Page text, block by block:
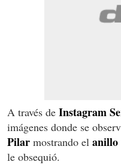
A través de Instagram
imágenes donde se
Pilar mostrando el anillo
le obsequió.